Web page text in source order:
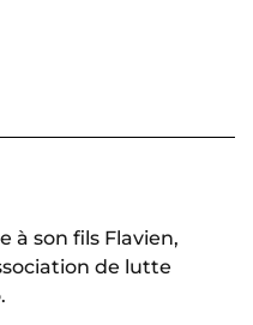
à son fils Flavien,
de lutte